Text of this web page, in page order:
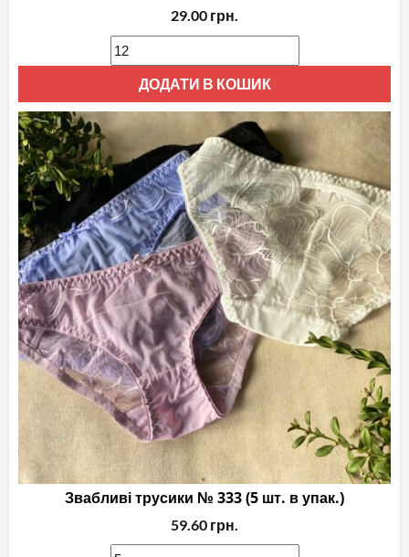
29.00 грн.
ДОДАТИ В КОШИК
Звабливі трусики № 333 (5 шт. в упак.)
59.60 грн.